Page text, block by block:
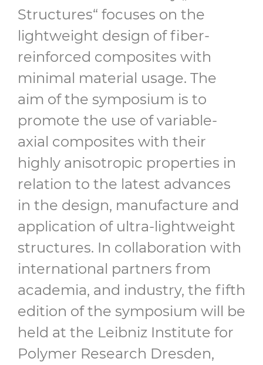
Structures“ focuses on the
lightweight design of fiber-
reinforced composites with
minimal material usage. The
aim of the symposium is to
promote the use of variable-
axial composites with their
highly anisotropic properties in
relation to the latest advances
in the design, manufacture and
application of ultra-lightweight
structures. In collaboration with
international partners from
academia, and industry, the fifth
edition of the symposium will be
held at the Leibniz Institute for
Polymer Research Dresden,